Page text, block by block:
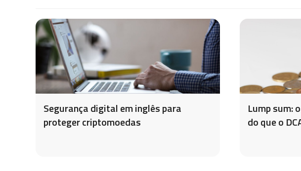
Segurança digital em inglês para
proteger criptomoedas
Lump sum:
do que o